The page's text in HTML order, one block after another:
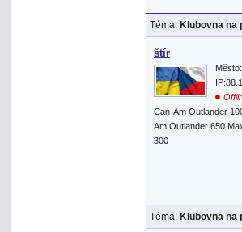
Téma: Klubovna na
štír
Can-Am Outlander
Am Outlander 650
300
Téma: Klubovna na